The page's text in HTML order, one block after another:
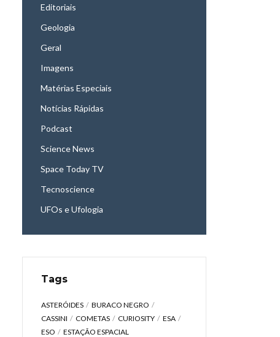
Editoriais
Geologia
Geral
Imagens
Matérias Especiais
Notícias Rápidas
Podcast
Science News
Space Today TV
Tecnoscience
UFOs e Ufologia
Tags
ASTERÓIDES
BURACO NEGRO
CASSINI
COMETAS CURIOSITY
ESA
ESO
ESTAÇÃO ESPACIAL